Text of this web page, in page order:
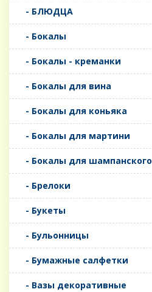
- БЛЮДЦА
- Бокалы
- Бокалы - креманки
- Бокалы для вина
- Бокалы для коньяка
- Бокалы для мартини
- Бокалы для шампанского
- Брелоки
- Букеты
- Бульонницы
- Бумажные салфетки
- Вазы декоративные